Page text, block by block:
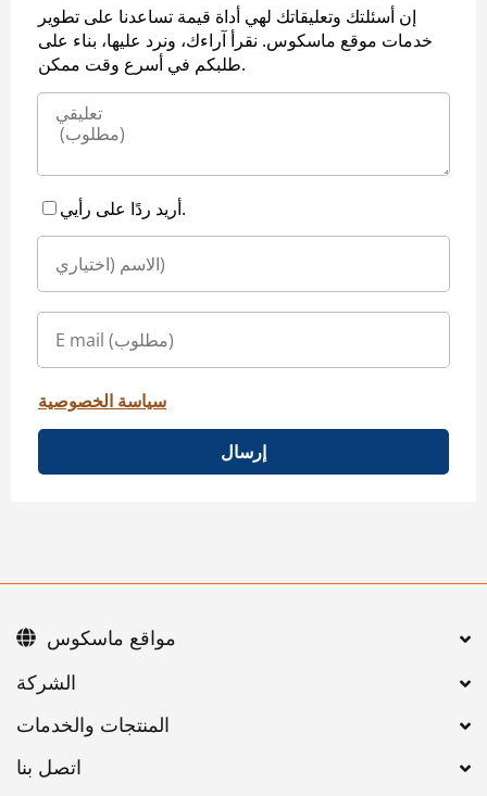
إن أسئلتك وتعليقاتك لهي أداة قيمة تساعدنا على تطوير
خدمات موقع ماسكوس. نقرأ آراءك، ونرد عليها، بناء على
طلبكم في أسرع وقت ممكن.
أريد ردًا على رأيي.
سياسة الخصوصية
إرسال
اتصل بنا
مواقع ماسكوس